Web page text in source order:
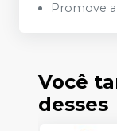
Promove
Você
desses